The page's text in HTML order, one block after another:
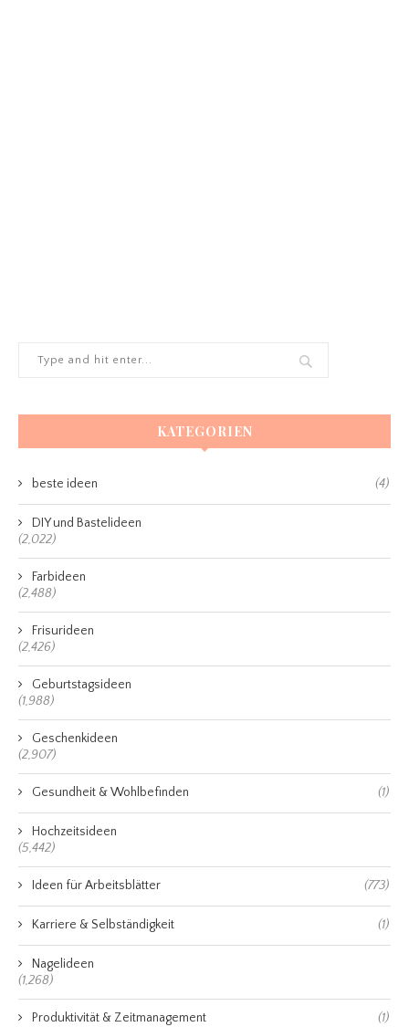
KATEGORIEN
beste ideen (4)
DIY und Bastelideen
(2,022)
Farbideen
(2,488)
Frisurideen
(2,426)
Geburtstagsideen
(1,988)
Geschenkideen
(2,907)
Gesundheit & Wohlbefinden (1)
Hochzeitsideen
(5,442)
Ideen für Arbeitsblätter (773)
Karriere & Selbständigkeit (1)
Nagelideen
(1,268)
Produktivität & Zeitmanagement (1)